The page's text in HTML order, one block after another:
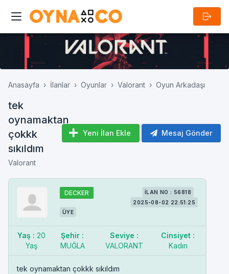
Anasayfa İlanlar Oyunlar Valorant Oyun Arkadaşı
tek
oynamaktan
çokkk
sıkıldım
Valorant
Yeni İlan Ekle Mesaj Gönder
DECKER
ÜYE
İLAN NO : 56818
2025-08-02 22:51:25
Yaş : 20
Yaş
Şehir :
MUĞLA
Seviye :
VALORANT
Cinsiyet :
Kadın
tek oynamaktan çokkk sıkıldım